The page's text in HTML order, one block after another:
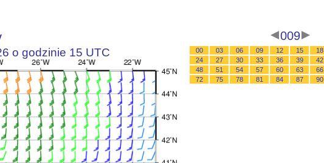
o godzinie 15 UTC
009
00 03 06 09 12 15 18
24
27 30 33 36 39 42
48
51 54 57 60 63 66
72
75 78 81 84 87 90